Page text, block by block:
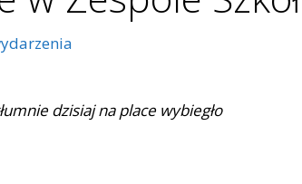
dzisiaj na place wybiegło